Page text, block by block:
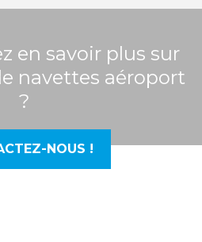
en savoir plus sur
navettes aéroport
?
NOUS !